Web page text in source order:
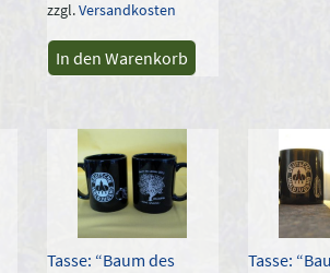
zzgl.Versandkosten
In den Warenkorb
Tasse: “Baum des
Tasse: